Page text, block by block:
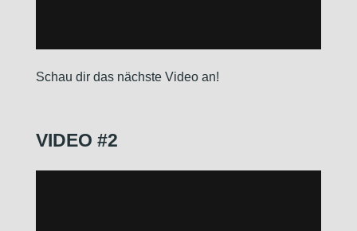
Schau dir das nächste Video an!
VIDEO #2